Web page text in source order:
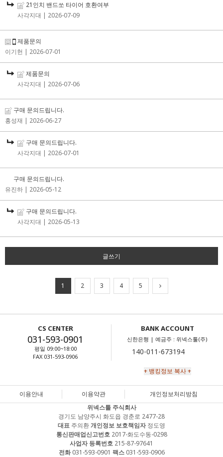
21인치 밴드쏘 타이어 호환여부
사각지대 | 2026-07-09
제품문의
이기헌 | 2026-07-01
제품문의
사각지대 | 2026-07-06
구매 문의드립니다.
홍성재 | 2026-06-27
구매 문의드립니다.
사각지대 | 2026-07-01
구매 문의드립니다.
유진하 | 2026-05-12
구매 문의드립니다.
사각지대 | 2026-05-13
글쓰기
1 2 3 4 5
CS CENTER
031-593-0901
평일 09:00~18:00
FAX 031-593-0906
BANK ACCOUNT
신한은행 | 예금주 : 위넥스툴(주)
+ 뱅킹정보 복사 +
이용안내 이용약관
개인정보처리방침
위넥스툴 주식회사
경기도 남양주시 화도읍 경춘로 2477-28
대표 주의환개인정보 보호책임자정도영
통신판매업신고번호2017-화도수동-0298
사업자 등록번호 215-87-97641
전화031-593-0901 팩스031-593-0906